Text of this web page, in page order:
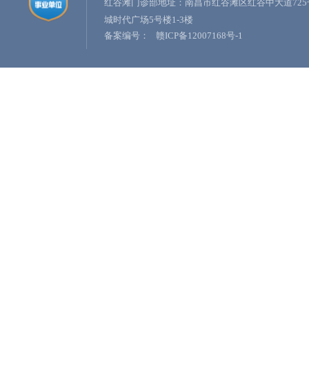
红谷滩门诊部地址：南昌市红谷滩区红谷中大道725
城时代广场5号楼1-3楼
备案编号：
赣ICP备12007168号-1